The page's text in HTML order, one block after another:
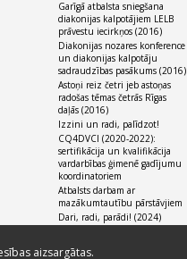
Garīgā atbalsta sniegšana
diakonijas kalpotājiem LELB
prāvestu iecirkņos (2016)
Diakonijas nozares konference
un diakonijas kalpotāju
sadraudzības pasākums (2016)
Astoņi reiz četri jeb astoņas
radošas tēmas četrās Rīgas
daļās (2016)
Izzini un radi, palīdzot!
CQ4DVCI (2020-2022):
sertifikācija un kvalifikācija
vardarbības ģimenē gadījumu
koordinatoriem
Atbalsts darbam ar
mazākumtautību pārstāvjiem
Dari, radi, parādi! (2024)
aizsargātas.